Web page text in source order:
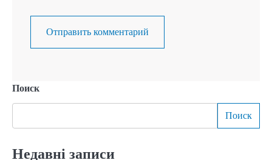
Поиск
Поиск
Недавні записи